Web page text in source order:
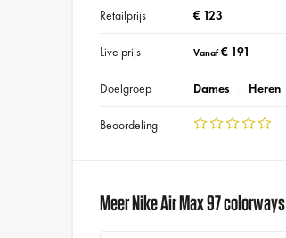
Retailprijs € 123
Live prijs Vanaf€ 191
Doelgroep Dames Heren
Beoordeling
Meer Nike Air Max 97 colorways